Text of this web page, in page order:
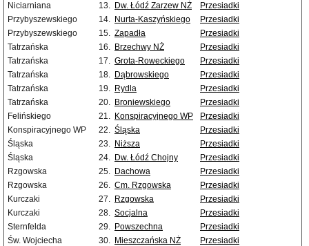
Niciarniana
13. Dw. Łódź Zarzew NŻ
Przesiadki
Przybyszewskiego
14. Nurta-Kaszyńskiego
Przesiadki
Przybyszewskiego
15. Zapadła
Przesiadki
Tatrzańska
16. Brzechwy NŻ
Przesiadki
Tatrzańska
17. Grota-Roweckiego
Przesiadki
Tatrzańska
18. Dąbrowskiego
Przesiadki
Tatrzańska
19. Rydla
Przesiadki
Tatrzańska
20. Broniewskiego
Przesiadki
Felińskiego
21. Konspiracyjnego WP
Przesiadki
Konspiracyjnego WP
22. Śląska
Przesiadki
Śląska
23. Niższa
Przesiadki
Śląska
24. Dw. Łódź Chojny
Przesiadki
Rzgowska
25. Dachowa
Przesiadki
Rzgowska
26. Cm. Rzgowska
Przesiadki
Kurczaki
27. Rzgowska
Przesiadki
Kurczaki
28. Socjalna
Przesiadki
Sternfelda
29. Powszechna
Przesiadki
Św. Wojciecha
30. Mieszczańska NŻ
Przesiadki